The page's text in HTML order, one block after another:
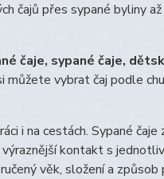
čajů přes sypané byliny
čaje, sypané čaje,
můžete vybrat čaj podle
i na cestách. Sypané
kontakt s
věk, složení a způsob